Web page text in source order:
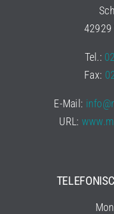
42929
Tel.:
Fax:
E-Mail:
URL: